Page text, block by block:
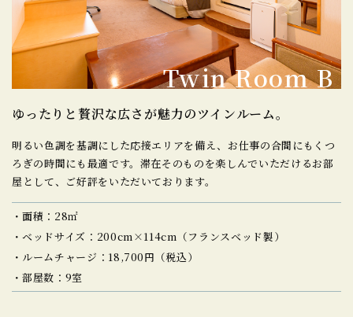
Twin Room B
ゆったりと贅沢な広さが魅力のツインルーム。
明るい色調を基調にした応接エリアを備え、お仕事の合間にもくつ
ろぎの時間にも最適です。 滞在そのものを楽しんでいただけるお部
屋として、ご好評をいただいております。
面積：28㎡
ベッドサイズ：200cm×114cm（フランスベッド製）
ルームチャージ：18,700円（税込）
部屋数：9室